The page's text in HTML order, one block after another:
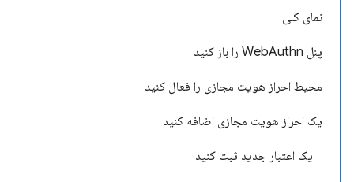
نمای کلی
پنل WebAuthn را باز کنید
محیط احراز هویت مجازی را فعال کنید
یک احراز هویت مجازی اضافه کنید
یک اعتبار جدید ثبت کنید